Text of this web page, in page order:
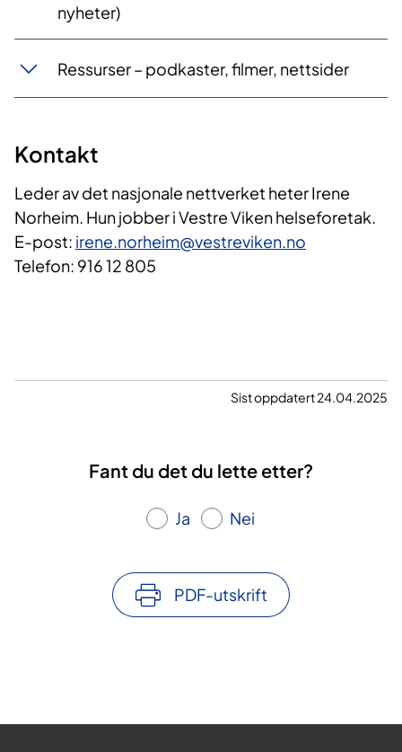
nyheter)
Ressurser – podkaster, filmer, nettsider
Kontakt
Leder av det nasjonale nettverket heter Irene
Norheim. Hun jobber i Vestre Viken helseforetak.
E-post: irene.norheim@vestreviken.no
Telefon: 916 12 805
Sist oppdatert 24.04.2025
Fant du det du lette etter?
Ja Nei
PDF-utskrift